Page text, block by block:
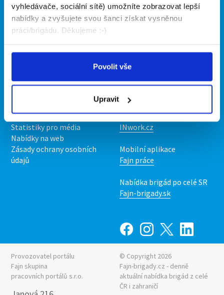
vyhledávače, sociální sítě) umožníte zobrazovat lepší
nabídky a zvyšujete svou šanci získat vysněnou
práci/brigádu. Děkujeme :-)
Povolit vše
Upravit
Články
Hledané brigády
Vložit inzerát
Ceník
Kontakt
Upravit předvolby cookies
Statistiky pro média
Nabídky na web
Zásady ochrany osobních
údajů
Naše další projekty
Mobilní aplikace
Nabídka práce z celé ČR
INwork.cz
Mobilní aplikace
Fajn práce
Nabídka brigád po celé SR
Fajn-brigady.sk
Provozovatel portálu
Fajn skupina
pracovních portálů s.r.o.
© Copyright 2026
Fajn-brigady.cz - denně
aktuální nabídka brigád z celé
ČR i zahraničí